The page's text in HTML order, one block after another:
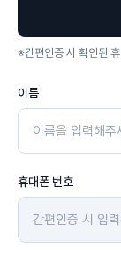
※간편인증 시 확인된
이름
휴대폰 번호